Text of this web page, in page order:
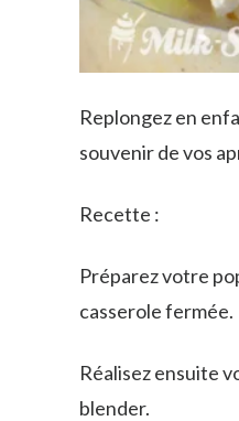
Replongez en
souvenir de vos
Recette :
Préparez votre
casserole fermée.
Réalisez ensuite
blender.